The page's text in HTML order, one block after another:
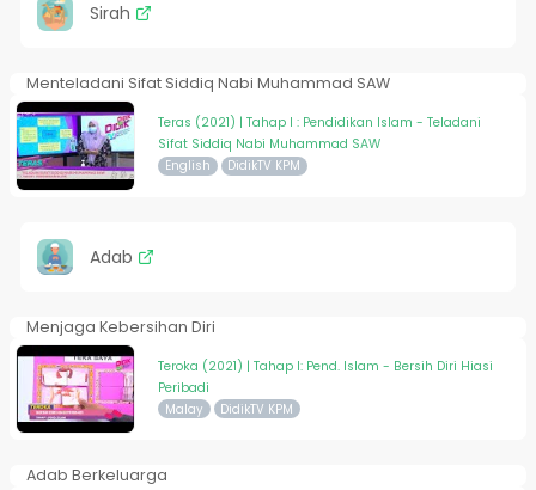
Sirah
Menteladani Sifat Siddiq Nabi Muhammad SAW
Teras (2021) | Tahap I : Pendidikan Islam - Teladani
Sifat Siddiq Nabi Muhammad SAW
English DidikTV KPM
Adab
Menjaga Kebersihan Diri
Teroka (2021) | Tahap I: Pend. Islam - Bersih Diri Hiasi
Peribadi
Malay DidikTV KPM
Adab Berkeluarga